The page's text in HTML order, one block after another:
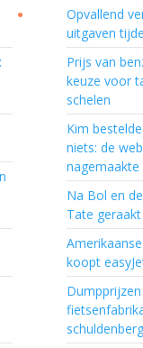
●
Opvallend
uitgaven
Prijs van
keuze voor
schelen
Kim
niets: de
nagemaakte
Na Bol en
Tate
koopt